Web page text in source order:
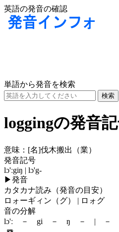
英語の発音の確認
単語から発音を検索
loggingの発音
意味： [名]伐木搬出（業）
発音記号
lɔ'ːgiŋ | lɔ'g-
▶発音
カタカナ読み（発音の目安）
ロォーギィン（グ） | ロォグ
音の分解
lɔ'ː － gi － ŋ － | －